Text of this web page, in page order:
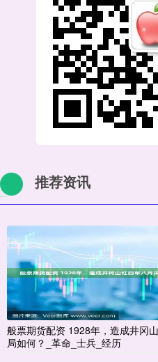
推荐资讯
般票期货配资 1928年，造成井冈
局如何？_革命_士兵_经历